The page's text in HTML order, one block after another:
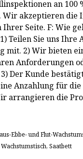
an 100
Wir akzeptieren die
Seite. F: Wie
Teilen Sie uns Ihre
mit. 2) Wir bieten
Anforderungen
Der Kunde
Anzahlung für
arrangieren die
Ebbe- und Flut-
Saatbett